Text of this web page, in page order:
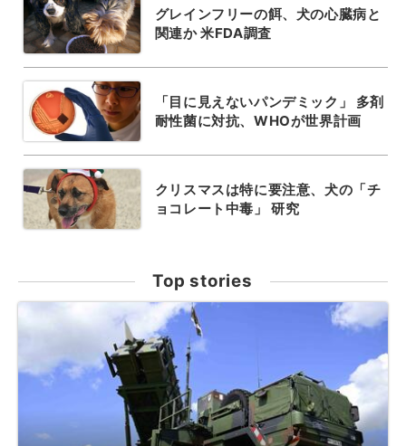
グレインフリーの餌、犬の心臓病と
関連か 米FDA調査
「目に見えないパンデミック」 多剤
耐性菌に対抗、WHOが世界計画
クリスマスは特に要注意、犬の「チ
ョコレート中毒」 研究
Top stories